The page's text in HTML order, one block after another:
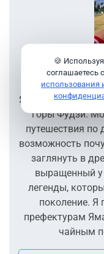
Японии более 20
горы Фудзи.
путешествия по
возможность
заглянуть в
выращенный
легенды,
поколение. Я
префектурам
чайным
🍪
соглашаетесь с
использования